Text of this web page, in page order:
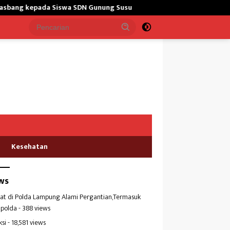
Gunung Susu Bangun Masjid,Satgas Yonarmed 13/
Kesehatan
di Polda Lampung Alami Pergantian,Termasuk
- 388 views
- 18,581 views